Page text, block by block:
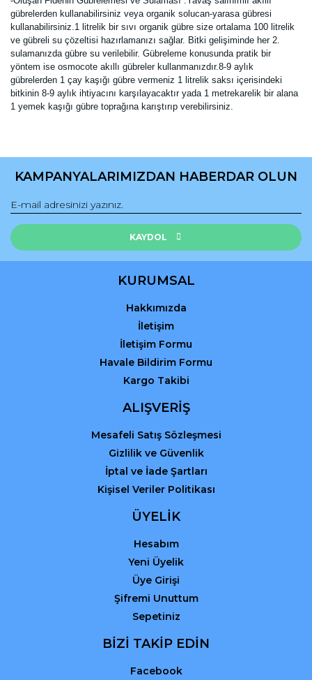
gübrelerden kullanabilirsiniz veya organik solucan-yarasa gübresi
kullanabilirsiniz.1 litrelik bir sıvı organik gübre size ortalama 100 litrelik
ve gübreli su çözeltisi hazırlamanızı sağlar. Bitki gelişiminde her 2.
sulamanızda gübre su verilebilir. Gübreleme konusunda pratik bir
yöntem ise osmocote akıllı gübreler kullanmanızdır.8-9 aylık
gübrelerden 1 çay kaşığı gübre vermeniz 1 litrelik saksı içerisindeki
bitkinin 8-9 aylık ihtiyacını karşılayacaktır yada 1 metrekarelik bir alana
1 yemek kaşığı gübre toprağına karıştırıp verebilirsiniz.
konularda yetersiz gördüğünüz noktaları öneri formunu
Görüş ve önerileriniz için teşekkür ederiz.
Ürün resmi kalitesiz, bozuk veya görüntülenemiyor.
Ürün açıklamasında eksik bilgiler bulunuyor.
Ürün fiyatı diğer sitelerden daha pahalı.
Gönder
KAMPANYALARIMIZDAN HABERDAR OLUN
KAYDOL
KURUMSAL
Hakkımızda
İletişim
İletişim Formu
Havale Bildirim Formu
Kargo Takibi
ALIŞVERİŞ
Mesafeli Satış Sözleşmesi
Gizlilik ve Güvenlik
İptal ve İade Şartları
Kişisel Veriler Politikası
ÜYELİK
Hesabım
Yeni Üyelik
Üye Girişi
Şifremi Unuttum
Sepetiniz
BİZİ TAKİP EDİN
Facebook